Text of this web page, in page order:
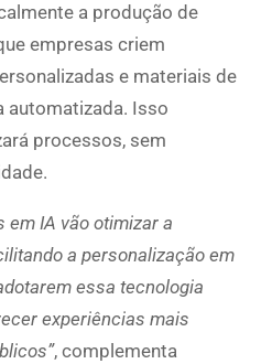
a produção de
empresas criem
e materiais de
automatizada. Isso
processos, sem
em IA vão otimizar a
a personalização em
essa tecnologia
experiências mais
, complementa